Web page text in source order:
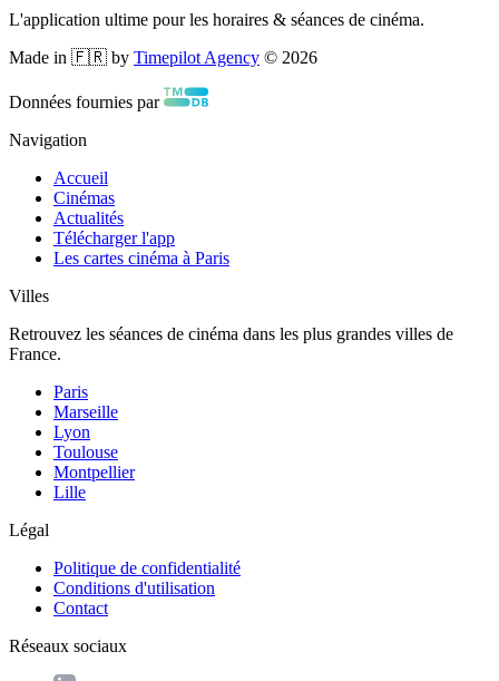
L'application ultime pour les horaires & séances de cinéma.
Made in 🇫🇷 by Timepilot Agency © 2026
Données fournies par
Navigation
Accueil
Cinémas
Actualités
Télécharger l'app
Les cartes cinéma à Paris
Villes
Retrouvez les séances de cinéma dans les plus grandes villes de
France.
Paris
Marseille
Lyon
Toulouse
Montpellier
Lille
Légal
Politique de confidentialité
Conditions d'utilisation
Contact
Réseaux sociaux